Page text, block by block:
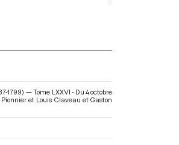
1799) — Tome LXXVI - Du 4 octobre
et Louis Claveau et Gaston